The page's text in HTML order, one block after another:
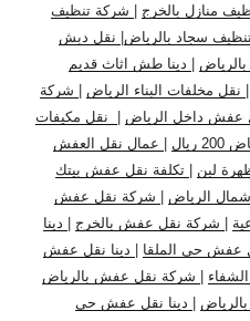
منازل بالخرج | شركة تنظيف
سجاد بالرياض| نقل دبش
| دينا طش اثاث قديم
| نقل مخلفات البناء الرياض | شركة
عفش داخل الرياض | نقل مكيفات
ريال | عمال نقل العفش
لبن | تكلفة نقل عفش بيتك
الرياض | شركة نقل عفش
| شركة نقل عفش بالخرج | دينا
عفش حي الملقا | دينا نقل عفش
| شركة نقل عفش بالرياض
| دينا نقل عفش حي